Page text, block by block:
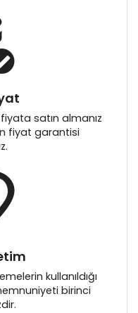
satın almanız
fiyat garantisi
kullanıldığı
birinci